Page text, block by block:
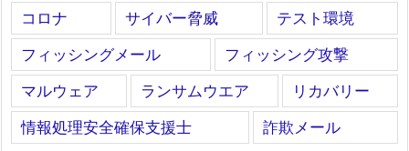
コロナ
サイバー脅威
テスト環境
フィッシングメール
フィッシング攻撃
マルウェア
ランサムウエア
リカバリー
情報処理安全確保支援士
詐欺メール